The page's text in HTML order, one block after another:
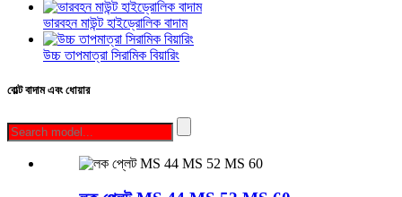
ভারবহন মাউন্ট হাইড্রোলিক বাদাম
উচ্চ তাপমাত্রা সিরামিক বিয়ারিং
বোল্ট বাদাম এবং ধোয়ার